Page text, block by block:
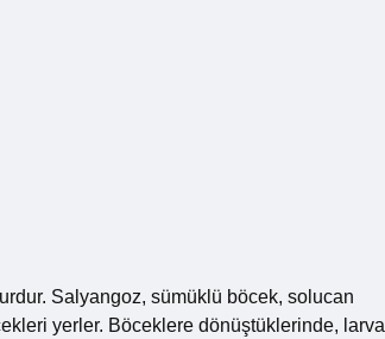
Salyangoz, sümüklü böcek, solucan
yerler. Böceklere dönüştüklerinde, larva